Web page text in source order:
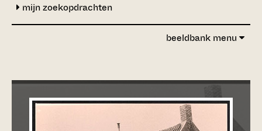
mijn zoekopdrachten
beeldbank menu